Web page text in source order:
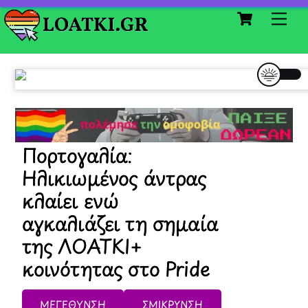
Skip
to
content
Cart
Πορτογαλία:
Ηλικιωμένος άντρας
κλαίει ενώ
αγκαλιάζει τη σημαία
της ΛΟΑΤΚΙ+
κοινότητας στο Pride
ΜΕΓΕΘΥΝΣΗ ΣΜΙΚΡΥΝΣΗ